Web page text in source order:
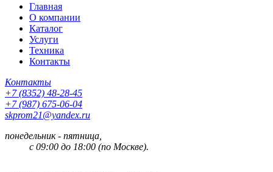
Главная
О компании
Каталог
Услуги
Техника
Контакты
Контакты
+7 (8352) 48-28-45
+7 (987) 675-06-04
skprom21@yandex.ru
понедельник - пятница,
с 09:00 до 18:00 (по Москве).